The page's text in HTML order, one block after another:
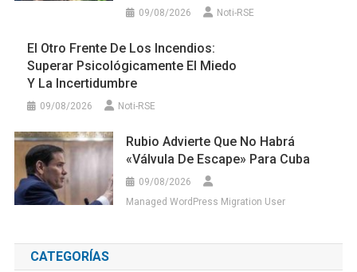
09/08/2026 Noti-RSE
El Otro Frente De Los Incendios:
Superar Psicológicamente El Miedo
Y La Incertidumbre
09/08/2026 Noti-RSE
Rubio Advierte Que No Habrá
«válvula De Escape» Para Cuba
09/08/2026
Managed WordPress Migration User
CATEGORÍAS